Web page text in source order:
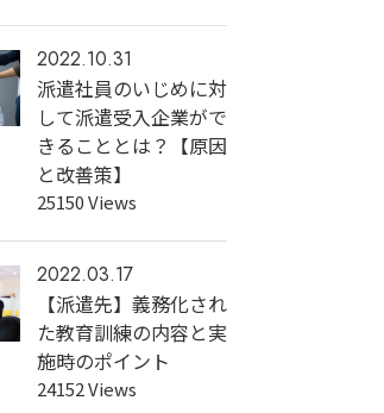
2022.10.31
派遣社員のいじめに対
して派遣受入企業がで
きることとは？【原因
と改善策】
25150 Views
2022.03.17
【派遣先】義務化され
た教育訓練の内容と実
施時のポイント
24152 Views